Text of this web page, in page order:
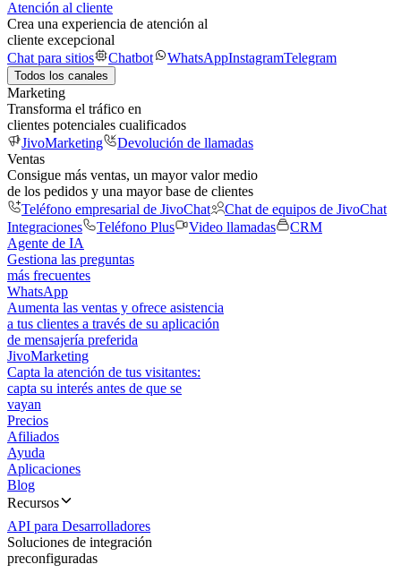
Atención al cliente
Crea una experiencia de atención al
cliente excepcional
Chat para sitios
Chatbot WhatsAppInstagramTelegram
Todos los canales
Marketing
Transforma el tráfico en
clientes potenciales cualificados
JivoMarketing
Devolución de llamadas
Ventas
Consigue más ventas, un mayor valor medio
de los pedidos y una mayor base de clientes
Teléfono empresarial de JivoChat
Chat de equipos de JivoChat
Integraciones
Teléfono Plus Video llamadas
CRM
Agente de IA
Gestiona las preguntas
más frecuentes
WhatsApp
Aumenta las ventas y ofrece asistencia
a tus clientes a través de su aplicación
de mensajería preferida
JivoMarketing
Capta la atención de tus visitantes:
capta su interés antes de que se
vayan
Precios
Afiliados
Ayuda
Aplicaciones
Blog
Recursos
API para Desarrolladores
Soluciones de integración
preconfiguradas